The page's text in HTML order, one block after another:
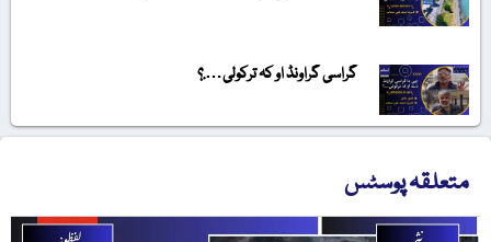
گراسی گراونڈ او کہ ترکولی….؟
متعلقہ پوسٹس